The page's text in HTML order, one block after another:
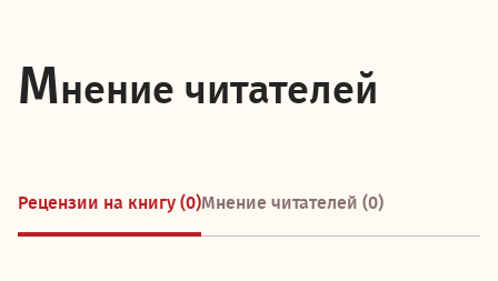
Мнение читателей
Рецензии на книгу (0)Мнение читателей (0)